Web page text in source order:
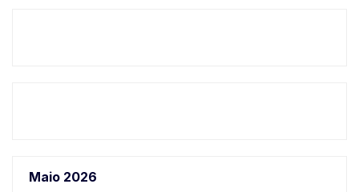
Maio 2026